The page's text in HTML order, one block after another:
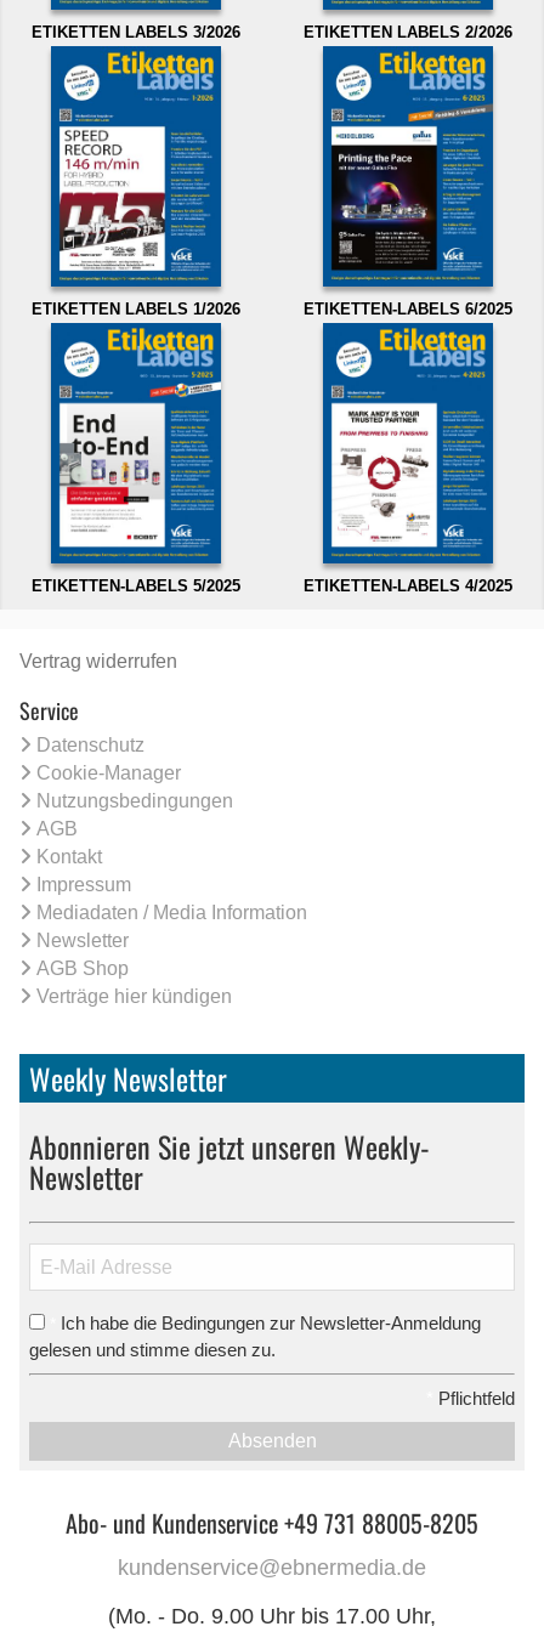
ETIKETTEN LABELS 3/2026 ETIKETTEN LABELS 2/2026
ETIKETTEN LABELS 1/2026 ETIKETTEN-LABELS 6/2025
ETIKETTEN-LABELS 5/2025 ETIKETTEN-LABELS 4/2025
Vertrag widerrufen
Service
Datenschutz
Cookie-Manager
Nutzungsbedingungen
AGB
Kontakt
Impressum
Mediadaten / Media Information
Newsletter
AGB Shop
Verträge hier kündigen
Weekly Newsletter
Abonnieren Sie jetzt unseren Weekly-
Newsletter
Ich habe die Bedingungen zur Newsletter-Anmeldung
gelesen und stimme diesen zu.
Pflichtfeld
Absenden
Abo- und Kundenservice +49 731 88005-8205
kundenservice@ebnermedia.de
(Mo. - Do. 9.00 Uhr bis 17.00 Uhr,